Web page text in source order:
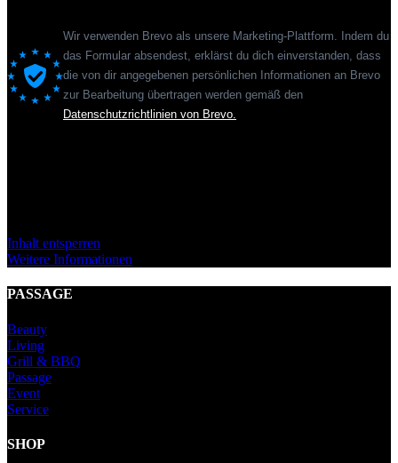
Wir verwenden Brevo als unsere Marketing-Plattform. Indem du
das Formular absendest, erklärst du dich einverstanden, dass
die von dir angegebenen persönlichen Informationen an Brevo
zur Bearbeitung übertragen werden gemäß den
Datenschutzrichtlinien von Brevo.
Inhalt entsperren
Weitere Informationen
PASSAGE
Beauty
Living
Grill & BBQ
Passage
Event
Service
SHOP